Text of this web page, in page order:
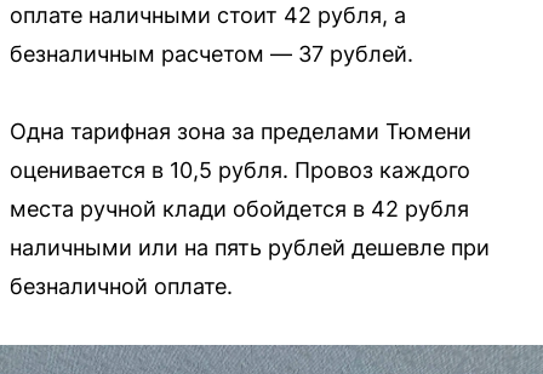
оплате наличными стоит 42 рубля, а
безналичным расчетом — 37 рублей.
Одна тарифная зона за пределами Тюмени
оценивается в 10,5 рубля. Провоз каждого
места ручной клади обойдется в 42 рубля
наличными или на пять рублей дешевле при
безналичной оплате.